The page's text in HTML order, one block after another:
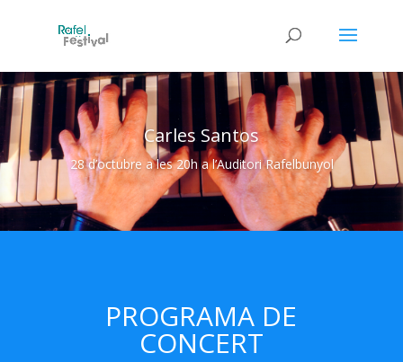
Carles Santos
28 d’octubre a les 20h a l’Auditori Rafelbunyol
PROGRAMA DE
CONCERT